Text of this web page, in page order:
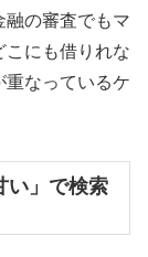
融の審査でもマ
こにも借りれな
重なっているケ
い」で検索